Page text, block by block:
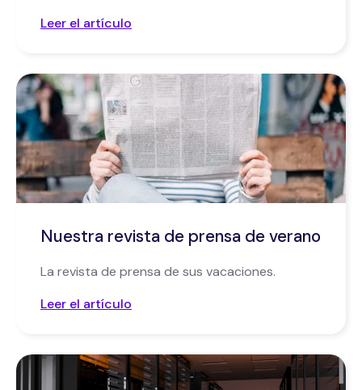
Leer el artículo
Nuestra revista de prensa de verano
La revista de prensa de sus vacaciones.
Leer el artículo